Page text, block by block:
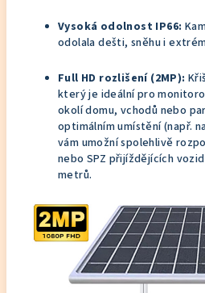
Vysoká odolnost IP66:
odolala dešti, sněhu i
Full HD rozlišení (2MP):
který je ideální pro
okolí domu, vchodů nebo
optimálním umístění (např.
vám umožní spolehlivě
nebo SPZ přijíždějících
metrů.